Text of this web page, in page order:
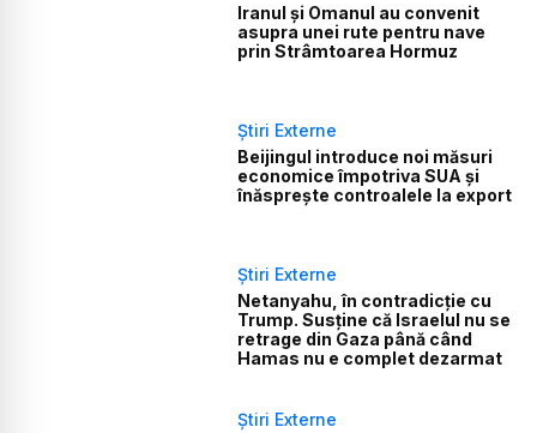
Iranul și Omanul au convenit
asupra unei rute pentru nave
prin Strâmtoarea Hormuz
Știri Externe
Beijingul introduce noi măsuri
economice împotriva SUA și
înăsprește controalele la export
Știri Externe
Netanyahu, în contradicție cu
Trump. Susține că Israelul nu se
retrage din Gaza până când
Hamas nu e complet dezarmat
Știri Externe